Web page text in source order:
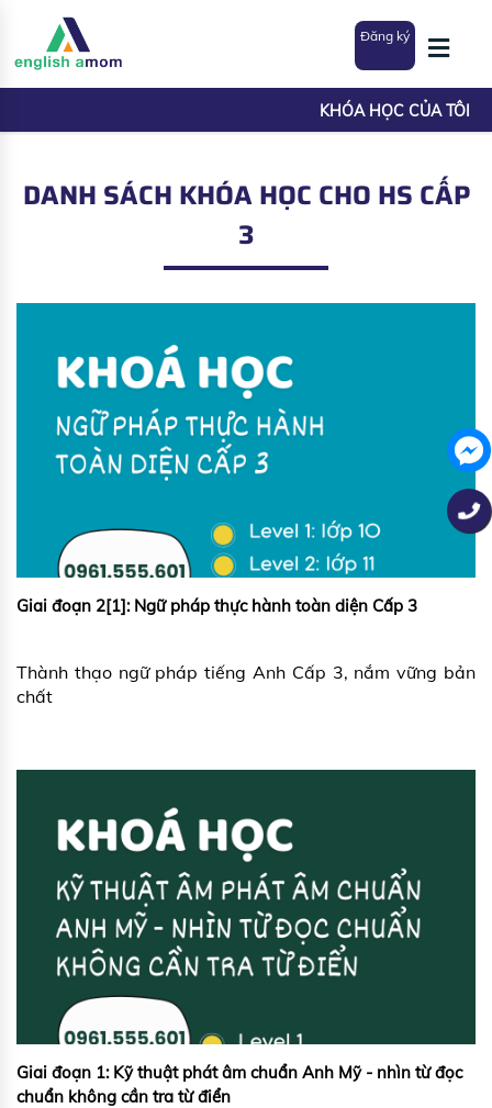
Đăng ký
KHÓA HỌC CỦA TÔI
DANH SÁCH KHÓA HỌC CHO HS CẤP
3
Giai đoạn 2[1]: Ngữ pháp thực hành toàn diện Cấp 3
Thành thạo ngữ pháp tiếng Anh Cấp 3, nắm vững bản
chất
Giai đoạn 1: Kỹ thuật phát âm chuẩn Anh Mỹ - nhìn từ đọc
chuẩn không cần tra từ điển